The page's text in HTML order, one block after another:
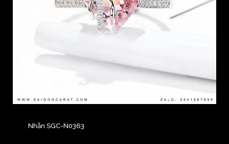
Nhẫn SGC-N0363